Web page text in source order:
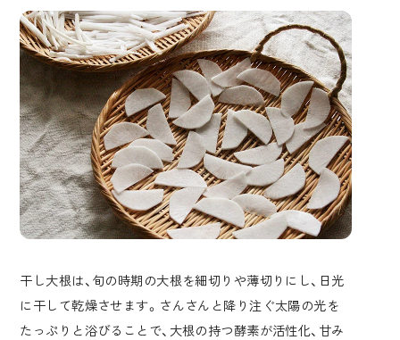
干し大根は、旬の時期の大根を細切りや薄切りにし、日光
に干して乾燥させます。さんさんと降り注ぐ太陽の光を
たっぷりと浴びることで、大根の持つ酵素が活性化、甘み